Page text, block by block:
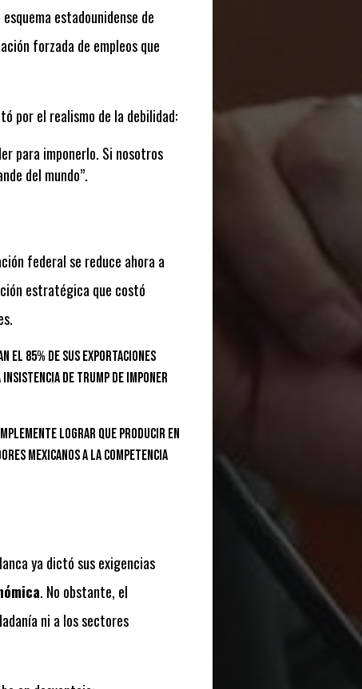
estadounidense de
forzada de empleos que
por el realismo de la debilidad:
para imponerlo. Si nosotros
del mundo”.
federal se reduce ahora a
estratégica que costó
el 85% de sus exportaciones
de Trump de imponer
lograr que producir en
mexicanos a la competencia
ya dictó sus exigencias
. No obstante, el
ni a los sectores